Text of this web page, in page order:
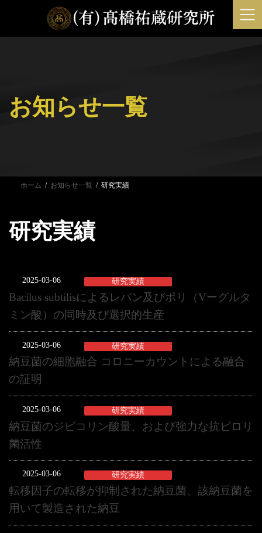
テ
ゲ
お知らせ一覧
ホーム お知らせ一覧 研究実績
研究実績
2025-03-06 研究実績
Bacilus subtilisによるレバン及びポリ（Vーグルタ
ミン酸）の同時及び選択的生産
2025-03-06 研究実績
納豆菌の細胞融合 コロニーカウントによる融合
の証明
2025-03-06 研究実績
納豆菌のジピコリン酸量、および強力な抗ピロリ
菌活性
2025-03-06 研究実績
転移因子の転移が抑制された納豆菌、該納豆菌を
用いて製造された納豆